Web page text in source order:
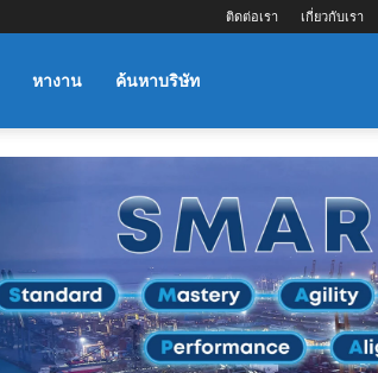
ติดต่อเรา เกี่ยวกับเรา
หางาน ค้นหาบริษัท